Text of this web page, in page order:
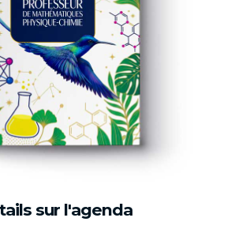
sur l'agenda